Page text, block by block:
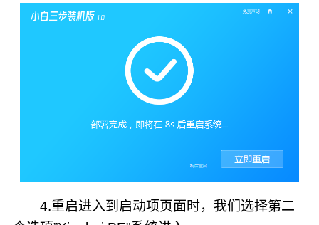
4.重启进入到启动项页面时，我们选择第二